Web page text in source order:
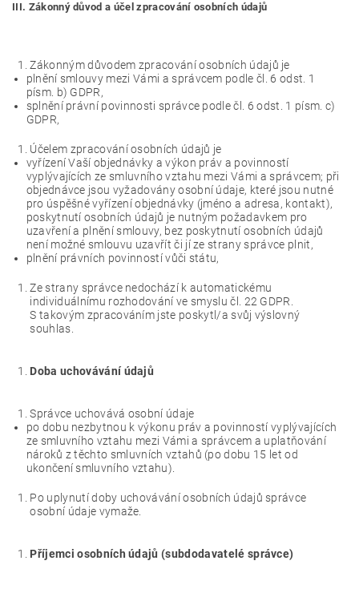
III. Zákonný důvod a účel zpracování osobních údajů
Zákonným důvodem zpracování osobních údajů je
plnění smlouvy mezi Vámi a správcem podle čl. 6 odst. 1
písm. b) GDPR,
splnění právní povinnosti správce podle čl. 6 odst. 1 písm. c)
GDPR,
Účelem zpracování osobních údajů je
vyřízení Vaší objednávky a výkon práv a povinností
vyplývajících ze smluvního vztahu mezi Vámi a správcem; při
objednávce jsou vyžadovány osobní údaje, které jsou nutné
pro úspěšné vyřízení objednávky (jméno a adresa, kontakt),
poskytnutí osobních údajů je nutným požadavkem pro
uzavření a plnění smlouvy, bez poskytnutí osobních údajů
není možné smlouvu uzavřít či jí ze strany správce plnit,
plnění právních povinností vůči státu,
Ze strany správce nedochází k automatickému
individuálnímu rozhodování ve smyslu čl. 22 GDPR.
S takovým zpracováním jste poskytl/a svůj výslovný
souhlas.
Doba uchovávání údajů
Správce uchovává osobní údaje
po dobu nezbytnou k výkonu práv a povinností vyplývajících
ze smluvního vztahu mezi Vámi a správcem a uplatňování
nároků z těchto smluvních vztahů (po dobu 15 let od
ukončení smluvního vztahu).
Po uplynutí doby uchovávání osobních údajů správce
osobní údaje vymaže.
Příjemci osobních údajů (subdodavatelé správce)